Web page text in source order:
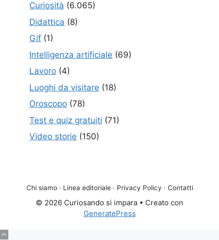
Curiosità (6.065)
Didattica (8)
Gif (1)
Intelligenza artificiale (69)
Lavoro (4)
Luoghi da visitare (18)
Oroscopo (78)
Test e quiz gratuiti (71)
Video storie (150)
Chi siamo · Linea editoriale · Privacy Policy · Contatti
© 2026 Curiosando si impara • Creato con
GeneratePress